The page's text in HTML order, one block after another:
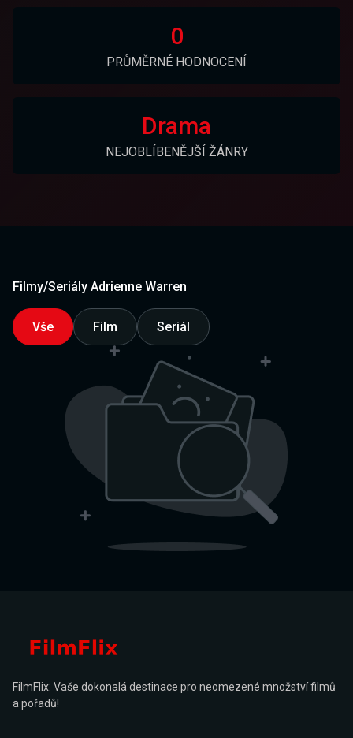
0
PRŮMĚRNÉ HODNOCENÍ
Drama
NEJOBLÍBENĚJŠÍ ŽÁNRY
Filmy/Seriály Adrienne Warren
Vše Film Seriál
FilmFlix: Vaše dokonalá destinace pro neomezené množství filmů
a pořadů!